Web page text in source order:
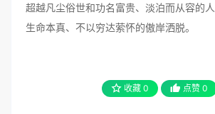
超越凡尘俗世和功名富贵、淡泊而从容的
生命本真、不以穷达萦怀的傲岸洒脱。
收藏 0 点赞 0